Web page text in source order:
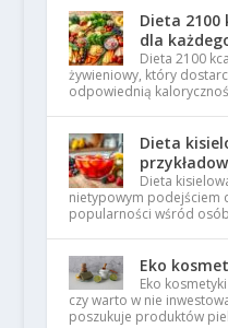
Dieta 2100
dla
Dieta 2100
żywieniowy, który
odpowiednią
Dieta
Dieta
nietypowym podejściem
popularności wśród
Eko
Eko
czy warto w nie
poszukuje produktów